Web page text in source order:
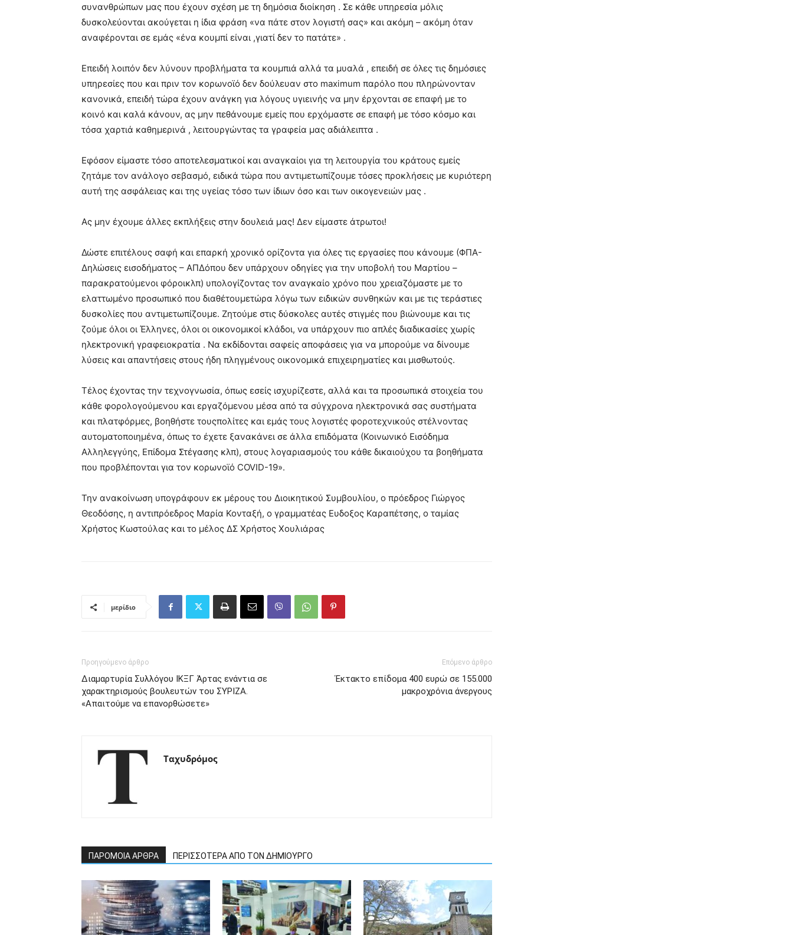
συνανθρώπων μας που έχουν σχέση με τη δημόσια διοίκηση . Σε κάθε υπηρεσία μόλις
δυσκολεύονται ακούγεται η ίδια φράση «να πάτε στον λογιστή σας» και ακόμη – ακόμη όταν
αναφέρονται σε εμάς «ένα κουμπί είναι ,γιατί δεν το πατάτε» .
Επειδή λοιπόν δεν λύνουν προβλήματα τα κουμπιά αλλά τα μυαλά , επειδή σε όλες τις δημόσιες
υπηρεσίες που και πριν τον κορωνοϊό δεν δούλευαν στο maximum παρόλο που πληρώνονταν
κανονικά, επειδή τώρα έχουν ανάγκη για λόγους υγιεινής να μην έρχονται σε επαφή με το
κοινό και καλά κάνουν, ας μην πεθάνουμε εμείς που ερχόμαστε σε επαφή με τόσο κόσμο και
τόσα χαρτιά καθημερινά , λειτουργώντας τα γραφεία μας αδιάλειπτα .
Εφόσον είμαστε τόσο αποτελεσματικοί και αναγκαίοι για τη λειτουργία του κράτους εμείς
ζητάμε τον ανάλογο σεβασμό, ειδικά τώρα που αντιμετωπίζουμε τόσες προκλήσεις με κυριότερη
αυτή της ασφάλειας και της υγείας τόσο των ίδιων όσο και των οικογενειών μας .
Ας μην έχουμε άλλες εκπλήξεις στην δουλειά μας! Δεν είμαστε άτρωτοι!
Δώστε επιτέλους σαφή και επαρκή χρονικό ορίζοντα για όλες τις εργασίες που κάνουμε (ΦΠΑ-
Δηλώσεις εισοδήματος – ΑΠΔόπου δεν υπάρχουν οδηγίες για την υποβολή του Μαρτίου –
παρακρατούμενοι φόροικλπ) υπολογίζοντας τον αναγκαίο χρόνο που χρειαζόμαστε με το
ελαττωμένο προσωπικό που διαθέτουμετώρα λόγω των ειδικών συνθηκών και με τις τεράστιες
δυσκολίες που αντιμετωπίζουμε. Ζητούμε στις δύσκολες αυτές στιγμές που βιώνουμε και τις
ζούμε όλοι οι Έλληνες, όλοι οι οικονομικοί κλάδοι, να υπάρχουν πιο απλές διαδικασίες χωρίς
ηλεκτρονική γραφειοκρατία . Να εκδίδονται σαφείς αποφάσεις για να μπορούμε να δίνουμε
λύσεις και απαντήσεις στους ήδη πληγμένους οικονομικά επιχειρηματίες και μισθωτούς.
Τέλος έχοντας την τεχνογνωσία, όπως εσείς ισχυρίζεστε, αλλά και τα προσωπικά στοιχεία του
κάθε φορολογούμενου και εργαζόμενου μέσα από τα σύγχρονα ηλεκτρονικά σας συστήματα
και πλατφόρμες, βοηθήστε τουςπολίτες και εμάς τους λογιστές φοροτεχνικούς στέλνοντας
αυτοματοποιημένα, όπως το έχετε ξανακάνει σε άλλα επιδόματα (Κοινωνικό Εισόδημα
Αλληλεγγύης, Επίδομα Στέγασης κλπ), στους λογαριασμούς του κάθε δικαιούχου τα βοηθήματα
που προβλέπονται για τον κορωνοϊό COVID-19».
Την ανακοίνωση υπογράφουν εκ μέρους του Διοικητικού Συμβουλίου, ο πρόεδρος Γιώργος
Θεοδόσης, η αντιπρόεδρος Μαρία Κονταξή, ο γραμματέας Ευδοξος Καραπέτσης, ο ταμίας
Χρήστος Κωστούλας και το μέλος ΔΣ Χρήστος Χουλιάρας
μερίδιο
Προηγούμενο άρθρο
Διαμαρτυρία Συλλόγου ΙΚΞΓ Άρτας ενάντια σε
χαρακτηρισμούς βουλευτών του ΣΥΡΙΖΑ.
«Απαιτούμε να επανορθώσετε»
Επόμενο άρθρο
Έκτακτο επίδομα 400 ευρώ σε 155.000
μακροχρόνια άνεργους
Ταχυδρόμος
ΠΑΡΟΜΟΙΑ ΑΡΘΡΑ ΠΕΡΙΣΣΟΤΕΡΑ ΑΠΟ ΤΟΝ ΔΗΜΙΟΥΡΓΟ